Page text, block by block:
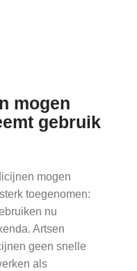
mogen
gebruik
mogen
toegenomen:
nu
Artsen
geen snelle
als